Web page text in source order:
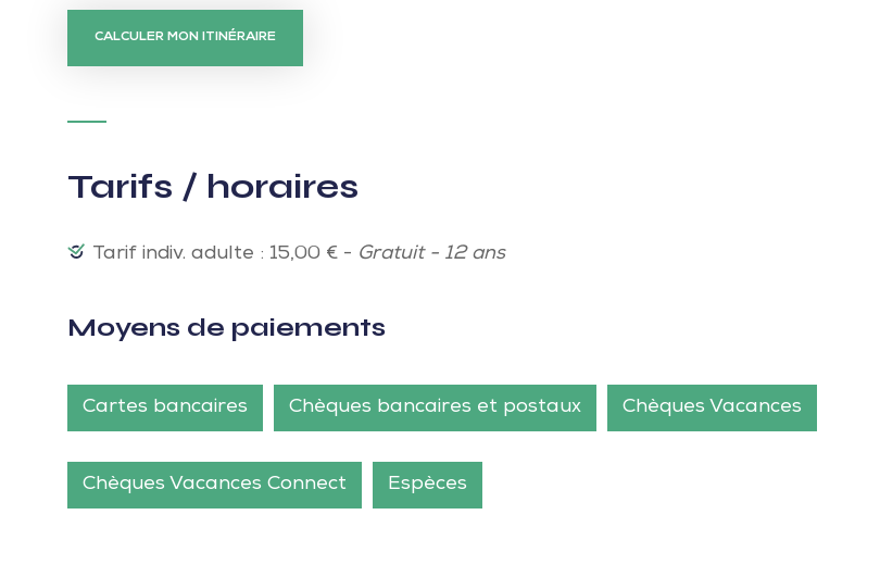
CALCULER MON ITINÉRAIRE
Tarifs / horaires
Tarif indiv. adulte : 15,00 € - Gratuit - 12 ans
Moyens de paiements
Cartes bancaires Chèques bancaires et postaux Chèques Vacances
Chèques Vacances Connect Espèces